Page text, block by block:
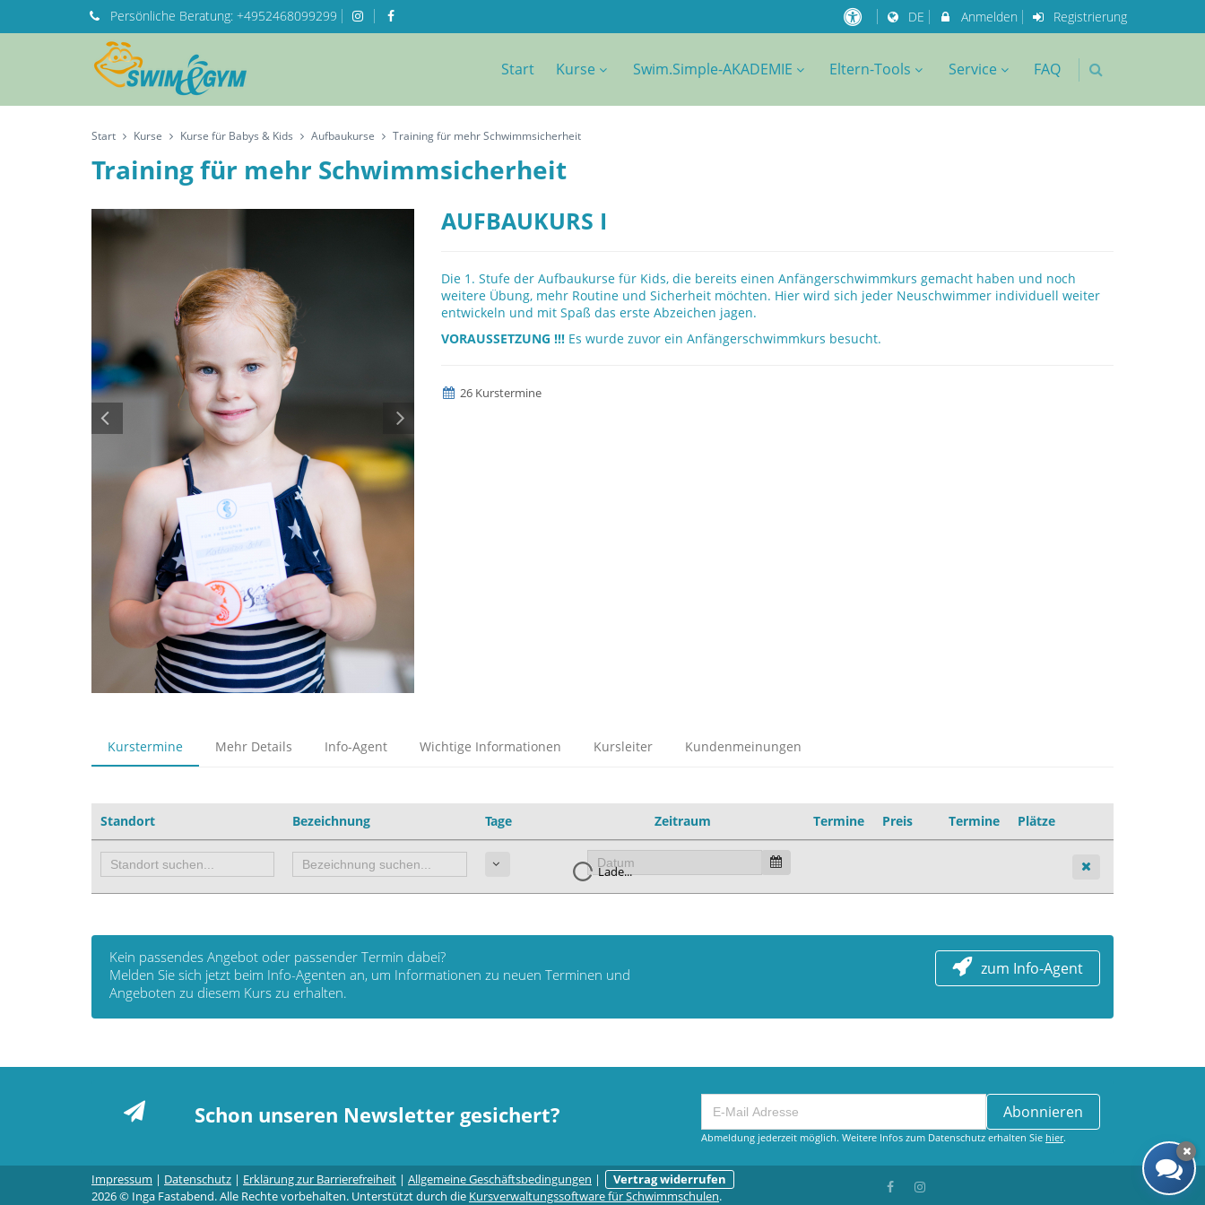
Persönliche Beratung: +4952468099299 DE Anmelden Registrierung
Start Kurse Swim.Simple-AKADEMIE Eltern-Tools Service FAQ
Start Kurse Kurse für Babys & Kids Aufbaukurse Training für mehr Schwimmsicherheit
Training für mehr Schwimmsicherheit
AUFBAUKURS I
Die 1. Stufe der Aufbaukurse für Kids, die bereits einen Anfängerschwimmkurs gemacht haben und noch
weitere Übung, mehr Routine und Sicherheit möchten. Hier wird sich jeder Neuschwimmer individuell weiter
entwickeln und mit Spaß das erste Abzeichen jagen.
VORAUSSETZUNG !!! Es wurde zuvor ein Anfängerschwimmkurs besucht.
26 Kurstermine
Kurstermine Mehr Details Info-Agent Wichtige Informationen Kursleiter Kundenmeinungen
Standort Bezeichnung Tage Zeitraum Termine Preis Termine Plätze
Lade...
Kein passendes Angebot oder passender Termin dabei?
Melden Sie sich jetzt beim Info-Agenten an, um Informationen zu neuen Terminen und
Angeboten zu diesem Kurs zu erhalten.
zum Info-Agent
Schon unseren Newsletter gesichert? Abonnieren
Abmeldung jederzeit möglich. Weitere Infos zum Datenschutz erhalten Sie hier.
Impressum | Datenschutz | Erklärung zur Barrierefreiheit | Allgemeine Geschäftsbedingungen |
Vertrag widerrufen
2026 © Inga Fastabend. Alle Rechte vorbehalten. Unterstützt durch die Kursverwaltungssoftware für Schwimmschulen.